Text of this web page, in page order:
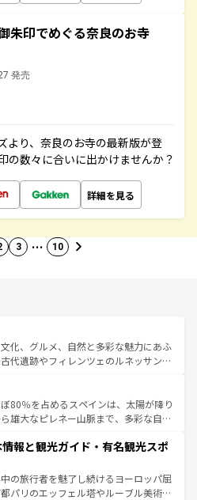
朱印でめぐる奈良のお寺
発売
より、奈良のお寺の最新版が登
の数々に合いに出かけませんか？
詳細を見る
3 … 10
化、グルメ、自然と多彩な魅力にあふ
代遺跡やフィレンツェのルネッサンス
美しい田園風景やアマルフィ海岸の絶
見逃せない。観光の合間には、本場の
絶品のイタリア料理を堪能することも
アで、忘れられない旅をしてみよう！
ア情報は
80％を占めるスペインは、太陽が降り
雄大なピレネー山脈まで、多彩な自然
では、情熱的なフラメンコ、熱気あふ
味しいタパスが生活の一部となってい
の洗練された雰囲気や、バルセロナの
から、地方では古代ローマ遺跡や中世
報と観光ガイド・有名観光スポ
の旅行者を魅了し続けるヨーロッパ屈
パリのエッフェル塔やルーブル美術館